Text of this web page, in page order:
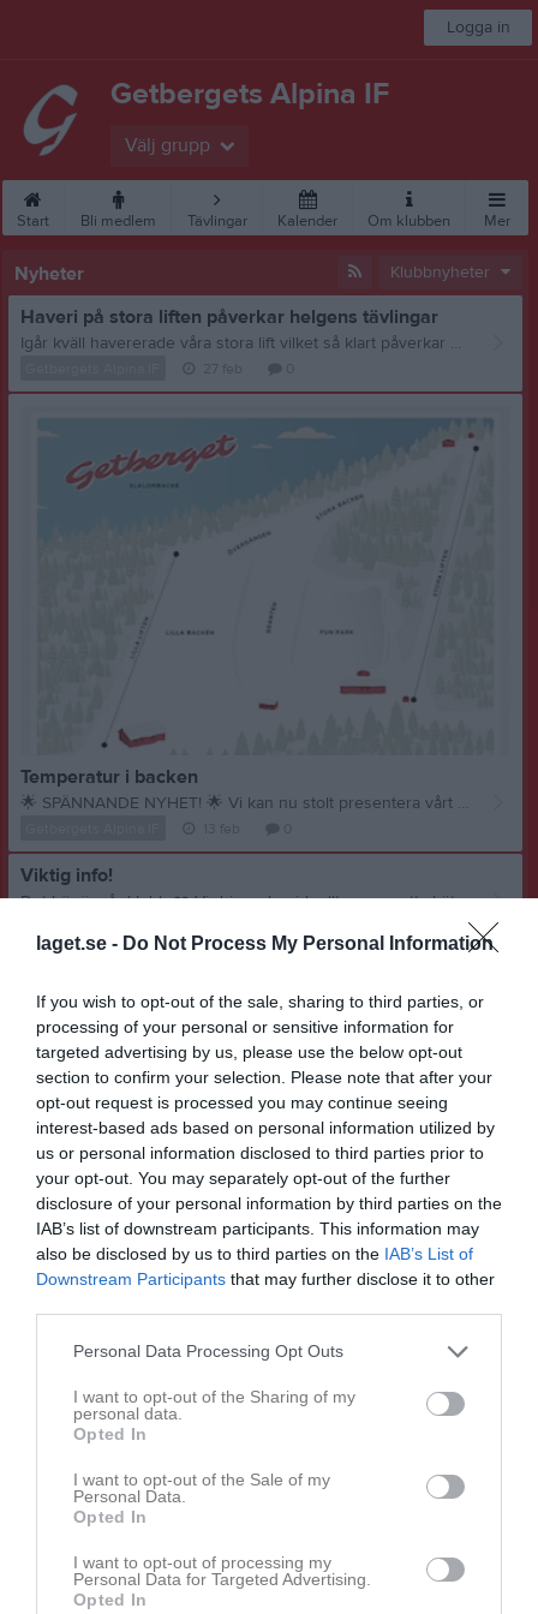
laget.se - Do Not Process My Personal Information
If you wish to opt-out of the sale, sharing to third parties, or
processing of your personal or sensitive information for
targeted advertising by us, please use the below opt-out
section to confirm your selection. Please note that after your
opt-out request is processed you may continue seeing
interest-based ads based on personal information utilized by
us or personal information disclosed to third parties prior to
your opt-out. You may separately opt-out of the further
disclosure of your personal information by third parties on the
IAB’s list of downstream participants. This information may
also be disclosed by us to third parties on the IAB’s List of
Downstream Participants that may further disclose it to other
Personal Data Processing Opt Outs
I want to opt-out of the Sharing of my
personal data.
Opted In
I want to opt-out of the Sale of my
Personal Data.
Opted In
I want to opt-out of processing my
Personal Data for Targeted Advertising.
Opted In
Logga in
Getbergets Alpina IF
Välj grupp
Start Bli medlem Tävlingar Kalender Om klubben Mer
Nyheter Klubbnyheter
Haveri på stora liften påverkar helgens tävlingar
Igår kväll havererade våra stora lift vilket så klart påverkar våra tävlingar USM-KVAL och Killingslalom som är i helgen. Klart redan nu är att kvällens USM-KVAL GS inte blir av utan den körs preliminärt söndag. Killingslalom körs enligt tidigare plan. För detaljer följ respektive tävlings whats upp grupp för ändrade tider. Vi gör vårt bästa för att helgen ska bli så bra som möjligt, vi har en plan B
Temperatur i backen
🌟 SPÄNNANDE NYHET! 🌟 Vi kan nu stolt presentera vårt senaste samarbete med Ljus Energi AB och Maria Mohlin Designs Genom ett enkelt knapptryck på länken nedan kan ni kika tempraturen i backen oavsett vart ni är! Dessutom hittar ni en supersnygg illustration och överblick över backen på samma länk
Viktig info!
Det här är vår klubb❤️Vi driver den ideellt genom att sköta servering och lift då backen är öppen för allmänheten. Väldigt viktigt att alla bidrar med något arbetspass, finns en lista uppsatt i köket på serveringen där man fyller i sitt namn på en ledig dag eller kväll när man kan bemanna. När vi har tävlingar så hjälps ALLA åt att bemanna alla poster som är under en tävling. Våra egna åkare betalar ingen startavgift eller liftkort när de är på tävlingar, oavsett vart tävlingen är. När man är med och tränar så krävs det att man har ett medlemskap i klubben och betalar träningsavgiften (oavsett ålder) Medlemskap (familj) 300:- Medlemskap ( enskild 100:-) Träningsavgift 350:- Dessa avgifter betalas in så fort som möjligt till Bg 886-6410 märk inbetalningen med namn. Därefter mailar man in samtliga namn och kompletta personnummer till getbergetsalpina@gmail.com
Senast uppladdade video
Barmark 2021
Senast uppdaterade album
LVC/MVC/Getbergsracet 2023
25 bilder
Tidigare tävlingar Kommande tävlingar